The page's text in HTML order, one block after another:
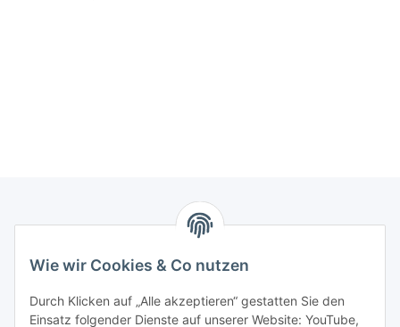
PROMADENT UG
Wie wir Cookies & Co nutzen
Durch Klicken auf „Alle akzeptieren“ gestatten Sie den
Einsatz folgender Dienste auf unserer Website: YouTube,